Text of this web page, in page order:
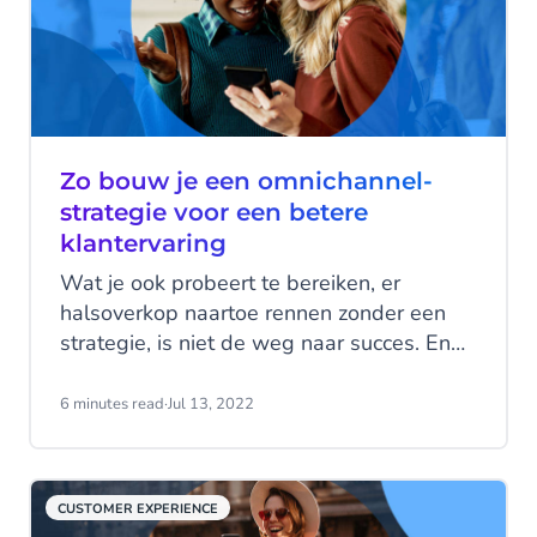
Zo bouw je een omnichannel-
strategie voor een betere
klantervaring
Wat je ook probeert te bereiken, er
halsoverkop naartoe rennen zonder een
strategie, is niet de weg naar succes. En
de schade groot zijn. Denk aan
6 minutes read·Jul 13, 2022
CUSTOMER EXPERIENCE